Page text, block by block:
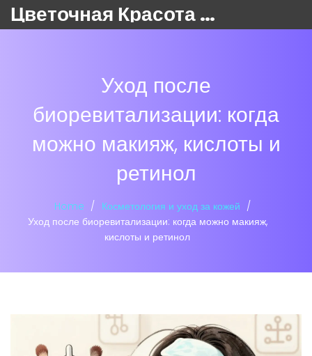
Цветочная Красота 24
Уход после
биоревитализации: когда
можно макияж, кислоты и
ретинол
Home
Косметология и уход за кожей
Уход после биоревитализации: когда можно макияж,
кислоты и ретинол